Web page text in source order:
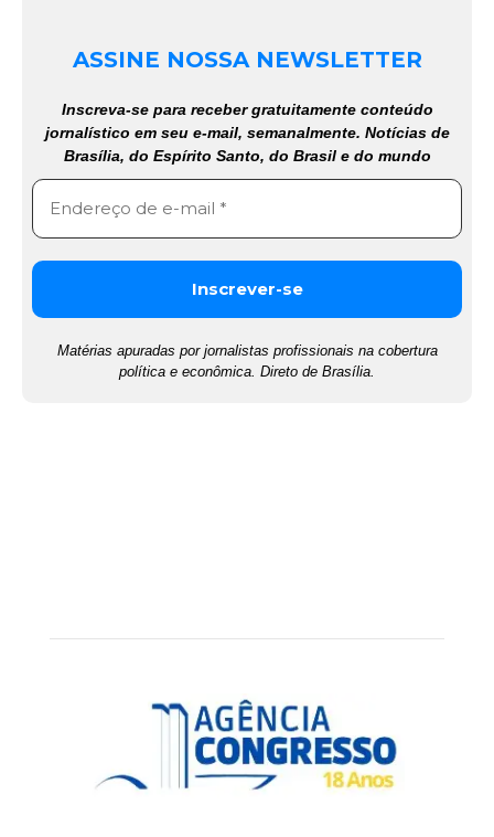
ASSINE NOSSA NEWSLETTER
Inscreva-se para receber gratuitamente conteúdo
jornalístico em seu e-mail, semanalmente. Notícias de
Brasília, do Espírito Santo, do Brasil e do mundo
Matérias apuradas por jornalistas profissionais na cobertura
política e econômica. Direto de Brasília.